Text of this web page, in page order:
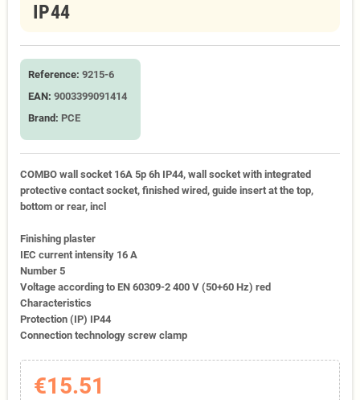
IP44
Reference: 9215-6
EAN: 9003399091414
Brand: PCE
COMBO wall socket 16A 5p 6h IP44, wall socket with integrated
protective contact socket, finished wired, guide insert at the top,
bottom or rear, incl
Finishing plaster
IEC current intensity 16 A
Number 5
Voltage according to EN 60309-2 400 V (50+60 Hz) red
Characteristics
Protection (IP) IP44
Connection technology screw clamp
€15.51